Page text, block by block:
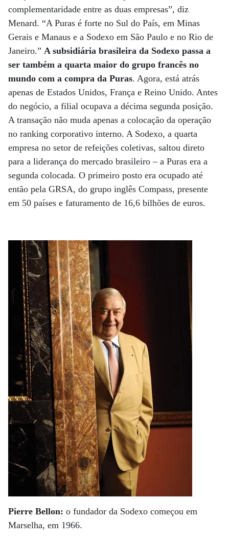
complementaridade entre as duas empresas”, diz
Menard. “A Puras é forte no Sul do País, em Minas
Gerais e Manaus e a Sodexo em São Paulo e no Rio de
Janeiro.” A subsidiária brasileira da Sodexo passa a
ser também a quarta maior do grupo francês no
mundo com a compra da Puras. Agora, está atrás
apenas de Estados Unidos, França e Reino Unido. Antes
do negócio, a filial ocupava a décima segunda posição.
A transação não muda apenas a colocação da operação
no ranking corporativo interno. A Sodexo, a quarta
empresa no setor de refeições coletivas, saltou direto
para a liderança do mercado brasileiro – a Puras era a
segunda colocada. O primeiro posto era ocupado até
então pela GRSA, do grupo inglês Compass, presente
em 50 países e faturamento de 16,6 bilhões de euros.
Pierre Bellon: o fundador da Sodexo começou em
Marselha, em 1966.